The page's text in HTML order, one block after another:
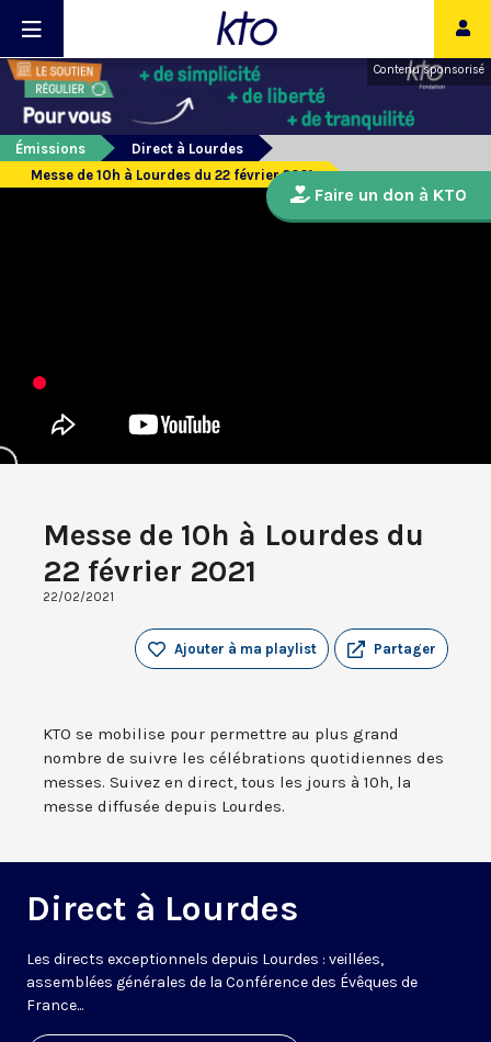
Contenu sponsorisé
Émissions
Direct à Lourdes
Messe de 10h à Lourdes du 22 février 2021
Messe de 10h à Lourdes du
22 février 2021
22/02/2021
Partager
Ajouter à ma playlist
KTO se mobilise pour permettre au plus grand
nombre de suivre les célébrations quotidiennes des
messes. Suivez en direct, tous les jours à 10h, la
messe diffusée depuis Lourdes.
Direct à Lourdes
Les directs exceptionnels depuis Lourdes : veillées,
assemblées générales de la Conférence des Évêques de
France...
Faire un don à KTO